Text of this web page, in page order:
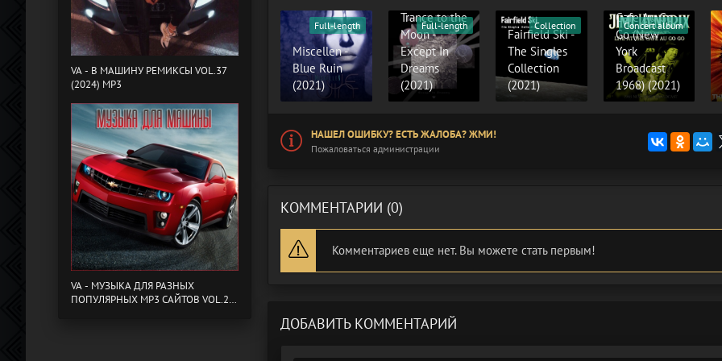
Miscellen -
Blue Ruin
(2021)
Full-length
Trance to the
Moon -
Except In
Dreams
(2021)
Full-length
Fairfield Ski -
The Singles
Collection
(2021)
Collection
Cafe Au Go
Go (New
York
Broadcast
1968) (2021)
Concert album
НАШЕЛ ОШИБКУ? ЕСТЬ ЖАЛОБА? ЖМИ!
Пожаловаться администрации
КОММЕНТАРИИ (0)
Комментариев еще нет. Вы можете стать первым!
ДОБАВИТЬ КОММЕНТАРИЙ
VA - B МАШИНУ РЕМИКСЫ VOL.37
(2024) MP3
VA - МУЗЫКА ДЛЯ РАЗНЫХ
ПОПУЛЯРНЫХ MP3 САЙТОВ VOL.20